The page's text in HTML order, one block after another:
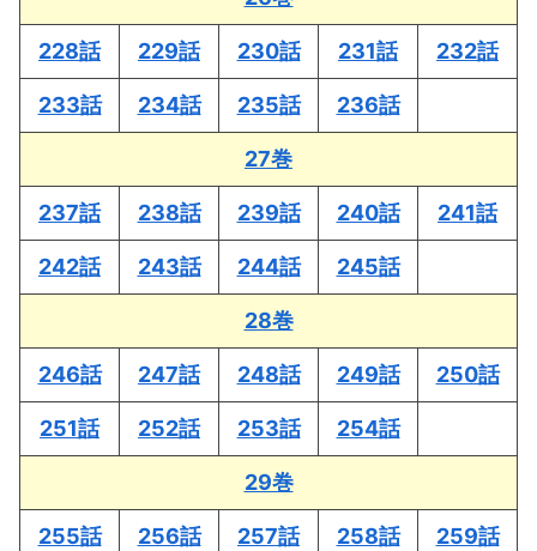
228話 229話 230話 231話 232話
233話 234話 235話 236話
27巻
237話 238話 239話 240話 241話
242話 243話 244話 245話
28巻
246話 247話 248話 249話 250話
251話 252話 253話 254話
29巻
255話 256話 257話 258話 259話